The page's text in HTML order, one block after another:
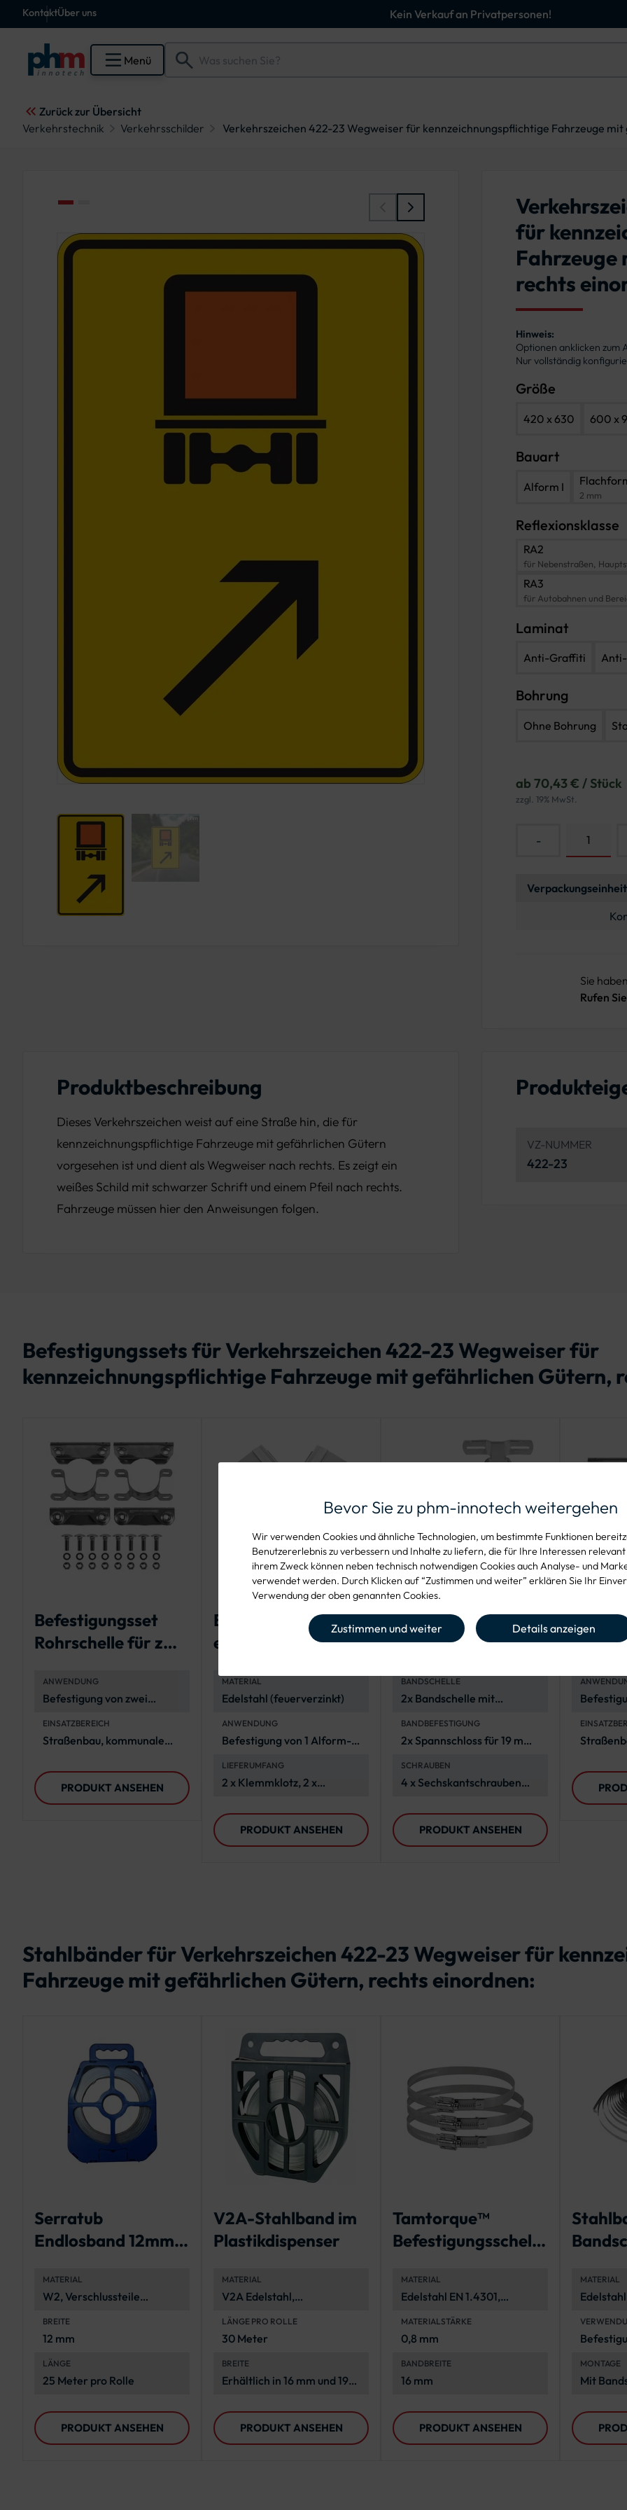
KontaktÜber uns Kein Verkauf an Privatpersonen!
Menü
Zurück zur Übersicht
Verkehrstechnik
Verkehrsschilder Verkehrszeichen 422-23 Wegweiser für kennzeichnungspflichtige Fahrzeuge
Bevor Sie zu phm-innotech weitergehen
Wir verwenden Cookies und ähnliche Technologien, um bestimmte Funktionen
Benutzererlebnis zu verbessern und Inhalte zu liefern, die für Ihre Interessen relevant
ihrem Zweck können neben technisch notwendigen Cookies auch Analyse- und
verwendet werden. Durch Klicken auf “Zustimmen und weiter” erklären Sie Ihr
Verwendung der oben genannten Cookies.
Zustimmen und weiter Details anzeigen
für
rechts
Hinweis:
Optionen anklicken zum
Nur vollständig
Größe
420 x 630 600 x
Bauart
Alform I
2 mm
Reflexionsklasse
RA2
für Nebenstraßen,
RA3
für Autobahnen und
Laminat
Anti-Graffiti
Bohrung
Ohne Bohrung
ab 70,43 € / Stück
zzgl. 19% MwSt.
-
Verpackungseinheit
Sie
Rufen
Produktbeschreibung
Dieses Verkehrszeichen weist auf eine Straße hin, die für
kennzeichnungspflichtige Fahrzeuge mit gefährlichen Gütern
vorgesehen ist und dient als Wegweiser nach rechts. Es zeigt ein
weißes Schild mit schwarzer Schrift und einem Pfeil nach rechts.
Fahrzeuge müssen hier den Anweisungen folgen.
VZ-NUMMER
422-23
Befestigungssets für Verkehrszeichen 422-23 Wegweiser für
kennzeichnungspflichtige Fahrzeuge mit gefährlichen Gütern,
Befestigungsset
Rohrschelle für zwei
ANWENDUNG
Befestigung von zwei
EINSATZBEREICH
Straßenbau, kommunale
Außenanwendungen
PRODUKT ANSEHEN
Bandbefestigungss
et für ein Alform-
MATERIAL
Edelstahl (feuerverzinkt)
ANWENDUNG
Befestigung von 1 Alform-
LIEFERUMFANG
2 x Klemmklotz, 2 x
Spannschloss, 2 x 1 Meter
Stahlband
PRODUKT ANSEHEN
Befestigungsset
Bandschelle für ein
en
BANDSCHELLE
2x Bandschelle mit
BANDBEFESTIGUNG
2x Spannschloss für 19 mm
SCHRAUBEN
4 x Sechskantschrauben
PRODUKT ANSEHEN
Stahlbänder für Verkehrszeichen 422-23 Wegweiser für
Fahrzeuge mit gefährlichen Gütern, rechts einordnen:
Serratub
Endlosband 12mm,
Rolle
MATERIAL
W2, Verschlussteile
BREITE
12 mm
LÄNGE
25 Meter pro Rolle
PRODUKT ANSEHEN
V2A-Stahlband im
Plastikdispenser
MATERIAL
V2A Edelstahl,
korrosionsbeständig und
LÄNGE PRO ROLLE
30 Meter
BREITE
Erhältlich in 16 mm und 19
PRODUKT ANSEHEN
Tamtorque™
Befestigungsschelle
340 mm
MATERIAL
Edelstahl EN 1.4301,
korrosionsbeständig
MATERIALSTÄRKE
0,8 mm
BANDBREITE
16 mm
PRODUKT ANSEHEN
MATERIAL
MONTAGE
Mit